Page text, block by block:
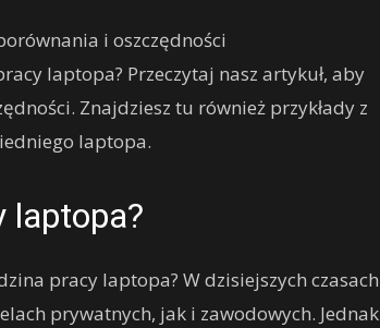
i oszczędności
laptopa? Przeczytaj nasz artykuł, aby
Znajdziesz tu również przykłady z
laptopa.
laptopa?
pracy laptopa? W dzisiejszych czasach
prywatnych, jak i zawodowych. Jednak